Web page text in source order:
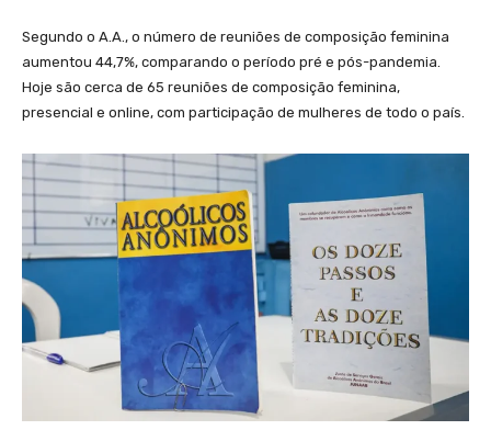
Segundo o A.A., o número de reuniões de composição feminina
aumentou 44,7%, comparando o período pré e pós-pandemia.
Hoje são cerca de 65 reuniões de composição feminina,
presencial e online, com participação de mulheres de todo o país.